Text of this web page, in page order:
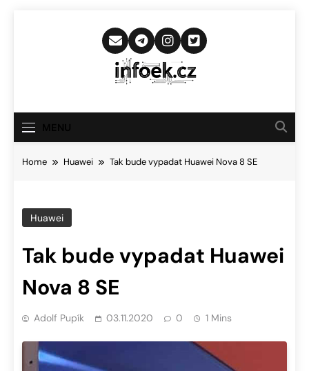
Infoek.cz
Novinkám
Home Huawei Tak bude vypadat Huawei Nova 8 SE
Huawei
Tak bude vypadat Huawei
Nova 8 SE
Adolf Pupík 03.11.2020 0 1 Mins